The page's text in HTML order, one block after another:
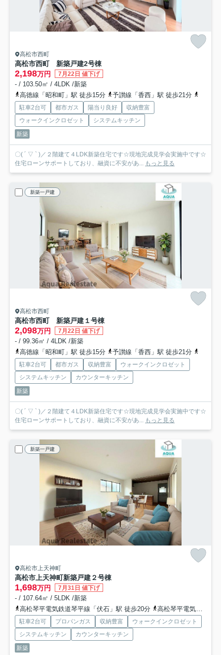
高松市西町
高松市西町 新築戸建2号棟
2,198万円 7月22日 値下げ
- / 103.50㎡ / 4LDK /新築
高徳線「昭和町」駅 徒歩15分
予讃線「香西」駅 徒歩21分
駐車2台可 都市ガス 陽当り良好
収納豊富
ウォークインクロゼット
システムキッチン
新築
〇( ´ ▽ ` )／２階建て４LDK新築住宅です☆現地完成見学会実施中です☆
住宅ローンサポートしており、融資に不安があ...
もっと見る
新築一戸建
高松市西町
高松市西町 新築戸建１号棟
2,098万円 7月22日 値下げ
- / 99.36㎡ / 4LDK /新築
高徳線「昭和町」駅 徒歩15分
予讃線「香西」駅 徒歩21分
駐車2台可 都市ガス 収納豊富
ウォークインクロゼット
システムキッチン
カウンターキッチン
新築
〇( ´ ▽ ` )／２階建て４LDK新築住宅です☆現地完成見学会実施中です☆
住宅ローンサポートしており、融資に不安があ...
もっと見る
新築一戸建
高松市上天神町
高松市上天神町新築戸建２号棟
1,698万円 7月31日 値下げ
- / 107.64㎡ / 5LDK /新築
高松琴平電気鉄道琴平線「伏石」駅 徒歩20分
高松琴平電気鉄道琴平線「三条」駅 徒歩23分
駐車2台可 プロパンガス 収納豊富
ウォークインクロゼット
システムキッチン
カウンターキッチン
新築